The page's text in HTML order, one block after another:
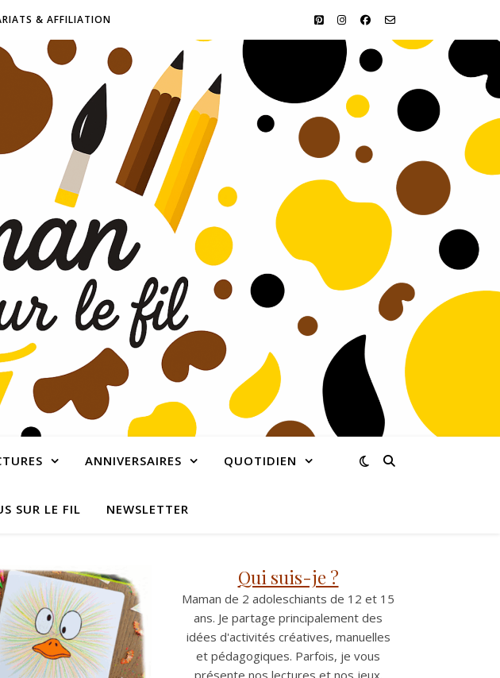
& AFFILIATION
ANNIVERSAIRES QUOTIDIEN
SUR LE FIL NEWSLETTER
Qui suis-je ?
Maman de 2 adoleschiants de 12 et 15
ans. Je partage principalement des
idées d'activités créatives, manuelles
et pédagogiques. Parfois, je vous
présente nos lectures et nos jeux.